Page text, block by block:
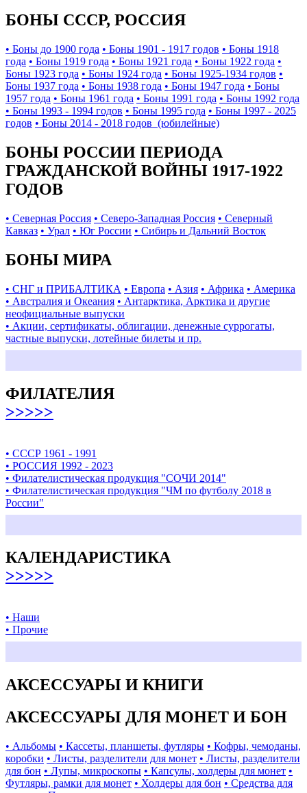
БОНЫ СССР, РОССИЯ
• Боны до 1900 года • Боны 1901 - 1917 годов • Боны 1918
года • Боны 1919 года • Боны 1921 года • Боны 1922 года •
Боны 1923 года • Боны 1924 года • Боны 1925-1934 годов •
Боны 1937 года • Боны 1938 года • Боны 1947 года • Боны
1957 года • Боны 1961 года • Боны 1991 года • Боны 1992 года
• Боны 1993 - 1994 годов • Боны 1995 года • Боны 1997 - 2025
годов • Боны 2014 - 2018 годов (юбилейные)
БОНЫ РОССИИ ПЕРИОДА
ГРАЖДАНСКОЙ ВОЙНЫ 1917-1922
ГОДОВ
• Северная Россия • Северо-Западная Россия • Северный
Кавказ • Урал • Юг России • Сибирь и Дальний Восток
БОНЫ МИРА
• СНГ и ПРИБАЛТИКА • Европа • Азия • Африка • Америка
• Австралия и Океания • Антарктика, Арктика и другие
неофициальные выпуски
• Акции, сертификаты, облигации, денежные суррогаты,
частные выпуски, лотейные билеты и пр.
ФИЛАТЕЛИЯ
>>>>>
• СССР 1961 - 1991
• РОССИЯ 1992 - 2023
• Филателистическая продукция "СОЧИ 2014"
• Филателистическая продукция "ЧМ по футболу 2018 в
России"
КАЛЕНДАРИСТИКА
>>>>>
• Наши
• Прочие
АКСЕССУАРЫ И КНИГИ
АКСЕССУАРЫ ДЛЯ МОНЕТ И БОН
• Альбомы • Кассеты, планшеты, футляры • Кофры, чемоданы,
коробки • Листы, разделители для монет • Листы, разделители
для бон • Лупы, микроскопы • Капсулы, холдеры для монет •
Футляры, рамки для монет • Холдеры для бон • Средства для